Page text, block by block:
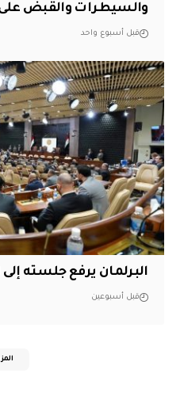
والسيطرات والقبض على 29
قبل أسبوع واحد
البرلمان يرفع جلسته إلى
قبل أسبوعين